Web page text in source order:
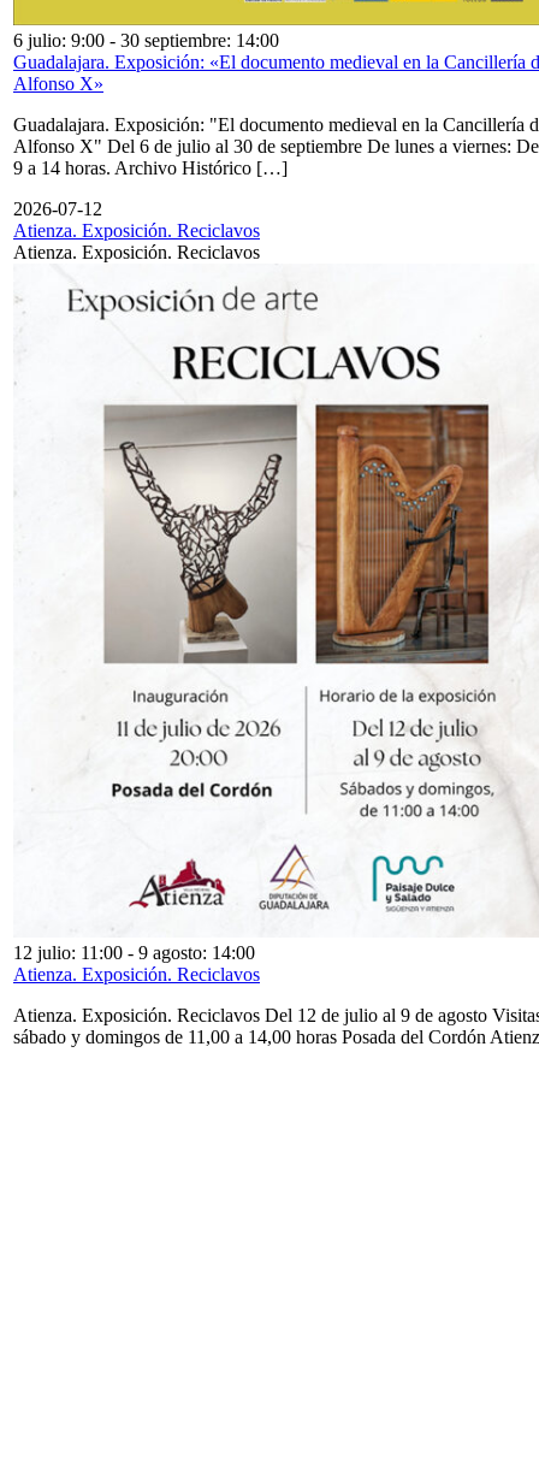
6 julio: 9:00 - 30 septiembre: 14:00
Guadalajara. Exposición: «El documento medieval en la Cancillería
Alfonso X»
Guadalajara. Exposición: "El documento medieval en la Cancillería
Alfonso X" Del 6 de julio al 30 de septiembre De lunes a viernes: De
9 a 14 horas. Archivo Histórico […]
2026-07-12
Atienza. Exposición. Reciclavos
Atienza. Exposición. Reciclavos
12 julio: 11:00 - 9 agosto: 14:00
Atienza. Exposición. Reciclavos
Atienza. Exposición. Reciclavos Del 12 de julio al 9 de agosto
sábado y domingos de 11,00 a 14,00 horas Posada del Cordón